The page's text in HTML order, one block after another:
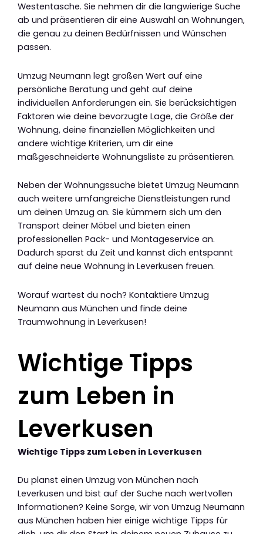
Westentasche. Sie nehmen dir die langwierige Suche
ab und präsentieren dir eine Auswahl an Wohnungen,
die genau zu deinen Bedürfnissen und Wünschen
passen.
Umzug Neumann legt großen Wert auf eine
persönliche Beratung und geht auf deine
individuellen Anforderungen ein. Sie berücksichtigen
Faktoren wie deine bevorzugte Lage, die Größe der
Wohnung, deine finanziellen Möglichkeiten und
andere wichtige Kriterien, um dir eine
maßgeschneiderte Wohnungsliste zu präsentieren.
Neben der Wohnungssuche bietet Umzug Neumann
auch weitere umfangreiche Dienstleistungen rund
um deinen Umzug an. Sie kümmern sich um den
Transport deiner Möbel und bieten einen
professionellen Pack- und Montageservice an.
Dadurch sparst du Zeit und kannst dich entspannt
auf deine neue Wohnung in Leverkusen freuen.
Worauf wartest du noch? Kontaktiere Umzug
Neumann aus München und finde deine
Traumwohnung in Leverkusen!
Wichtige Tipps
zum Leben in
Leverkusen
Wichtige Tipps zum Leben in Leverkusen
Du planst einen Umzug von München nach
Leverkusen und bist auf der Suche nach wertvollen
Informationen? Keine Sorge, wir von Umzug Neumann
aus München haben hier einige wichtige Tipps für